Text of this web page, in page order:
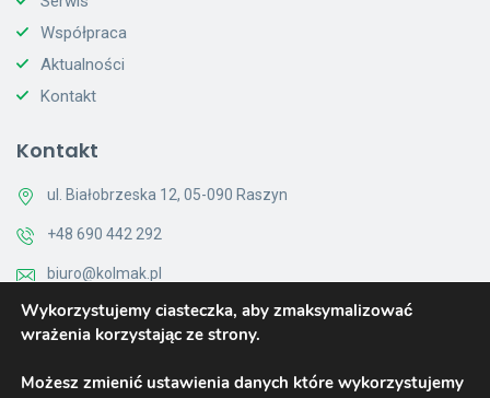
Współpraca
Aktualności
Kontakt
Kontakt
ul. Białobrzeska 12, 05-090 Raszyn
+48 690 442 292
biuro@kolmak.pl
Pon - Pt 8:00 - 16:00
Wykorzystujemy ciasteczka, aby zmaksymalizować
wrażenia korzystając ze strony.
Możesz zmienić ustawienia danych które wykorzystujemy